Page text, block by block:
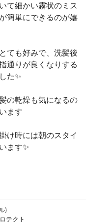
て細かい霧状のミス
簡単にできるのが嬉
ても好みで、洗髪後
通りが良くなりする
た✨
の乾燥も気になるの
ます
け時には朝のスタイ
ます✨
)
テクト